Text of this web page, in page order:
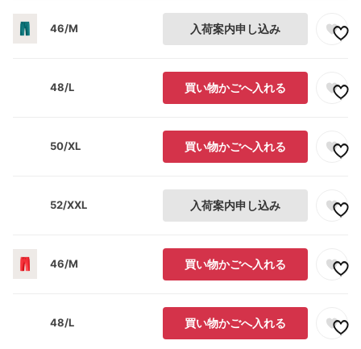
46/M 入荷案内申し込み
48/L 買い物かごへ入れる
50/XL 買い物かごへ入れる
52/XXL 入荷案内申し込み
46/M 買い物かごへ入れる
48/L 買い物かごへ入れる